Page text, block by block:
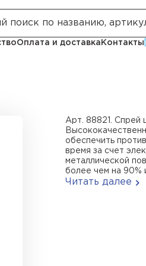
Оплата и доставка Контакты
Спрей цинковый, 0.4 л
Арт. 88821. Спрей
обеспечить
время за счет
металлической
более чем на 90%
Читать далее